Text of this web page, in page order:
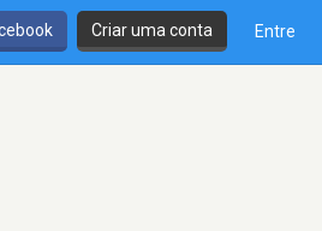
Criar uma conta Entre